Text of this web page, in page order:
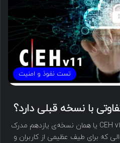
تست نفوذ و امنیت
موسسه EC-Council اخیرا مدرک CEH v11 یا همان نسخه‌ی یازدهم مدرک
که برای طیف عظیمی از کاربران و